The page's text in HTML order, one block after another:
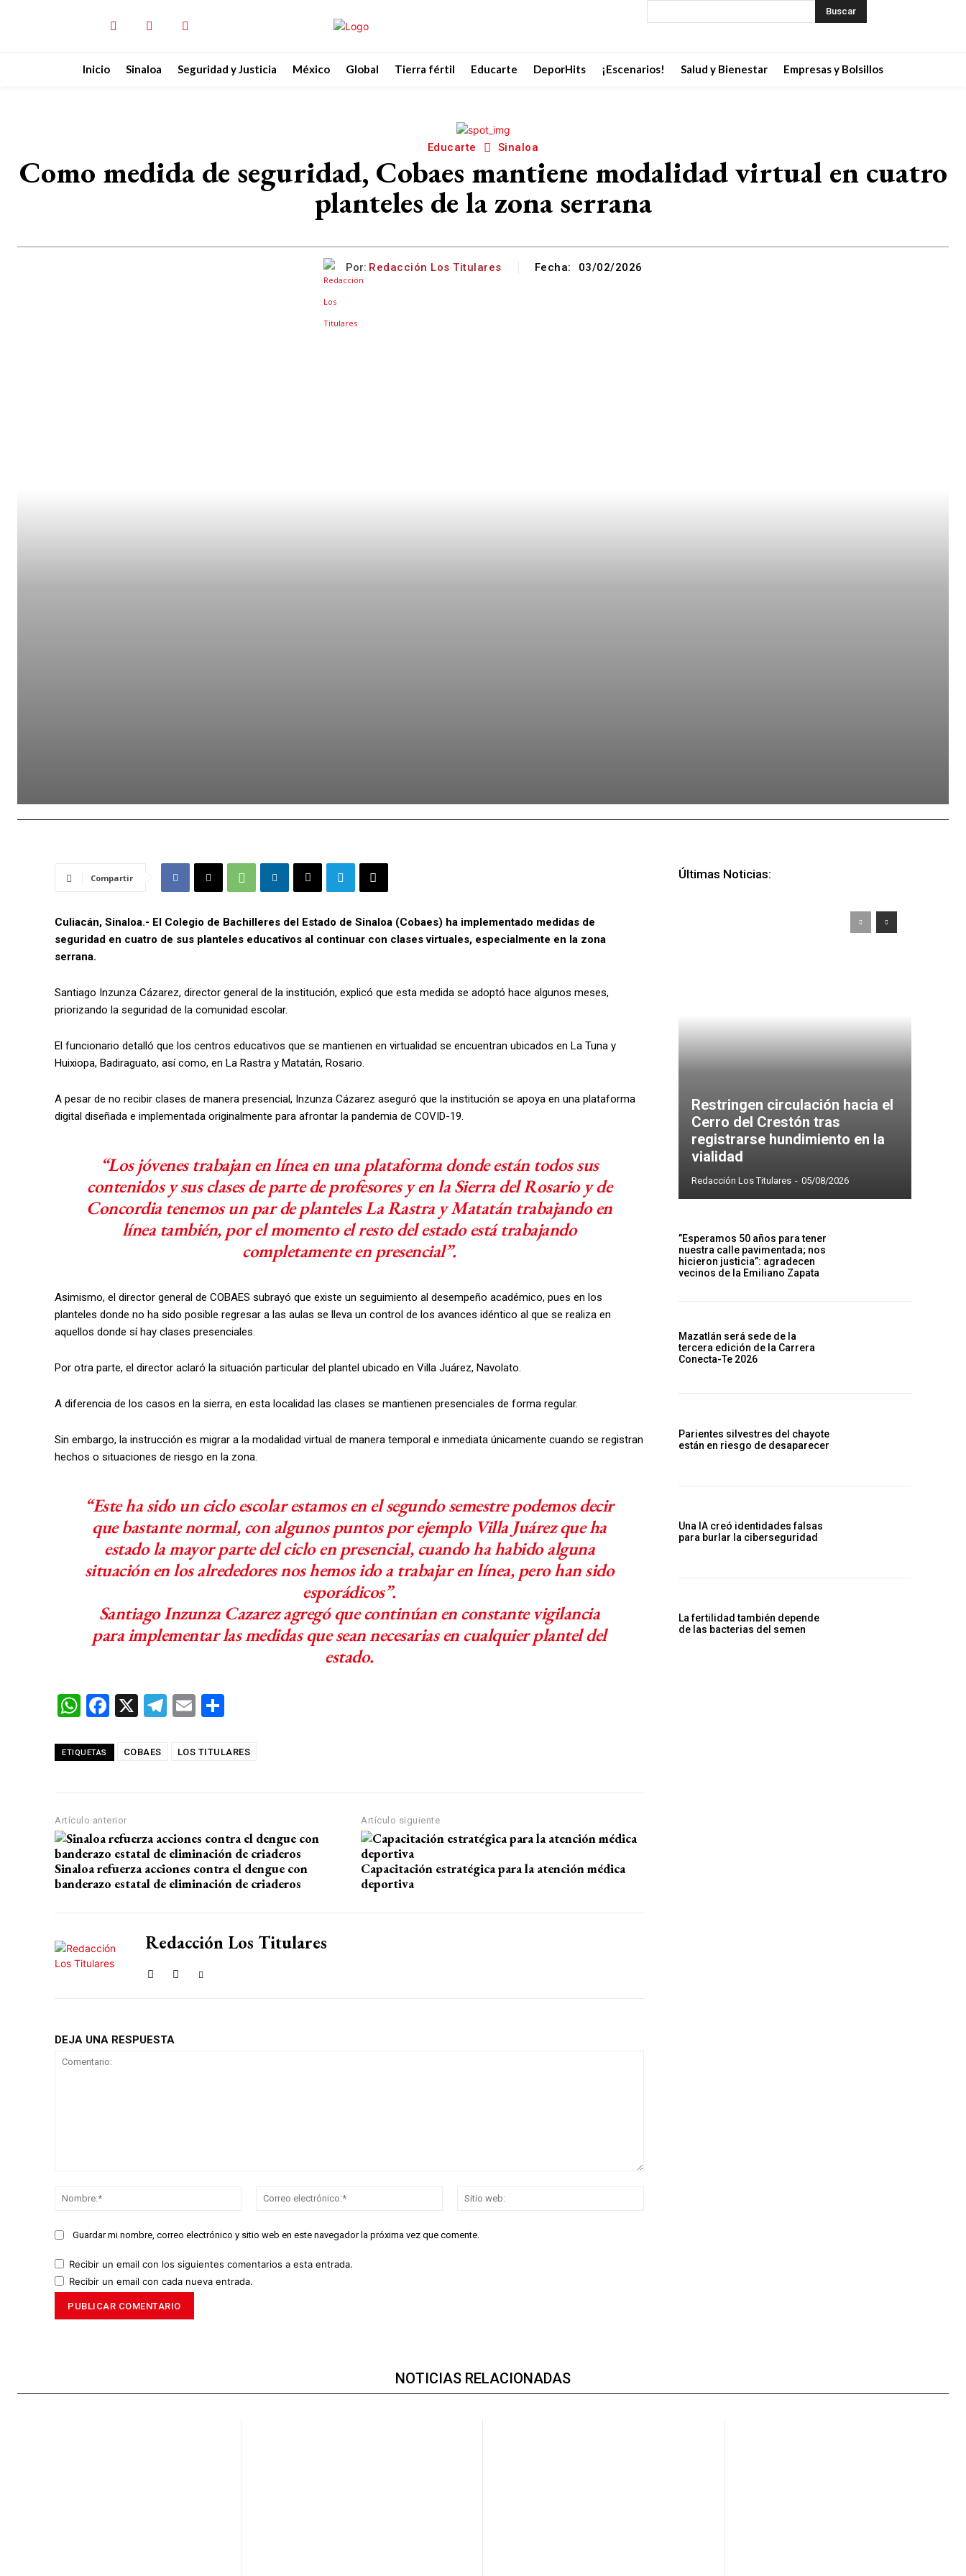
Buscar
Inicio Sinaloa Seguridad y Justicia México Global Tierra fértil Educarte DeporHits ¡Escenarios! Salud y Bienestar Empresas y Bolsillos
Educarte Sinaloa
Como medida de seguridad, Cobaes mantiene modalidad virtual en cuatro
planteles de la zona serrana
Por: Redacción Los Titulares Fecha: 03/02/2026
Compartir
Culiacán, Sinaloa.- El Colegio de Bachilleres del Estado de Sinaloa (Cobaes) ha implementado medidas de
seguridad en cuatro de sus planteles educativos al continuar con clases virtuales, especialmente en la zona
serrana.
Santiago Inzunza Cázarez, director general de la institución, explicó que esta medida se adoptó hace algunos meses,
priorizando la seguridad de la comunidad escolar.
El funcionario detalló que los centros educativos que se mantienen en virtualidad se encuentran ubicados en La Tuna y
Huixiopa, Badiraguato, así como, en La Rastra y Matatán, Rosario.
A pesar de no recibir clases de manera presencial, Inzunza Cázarez aseguró que la institución se apoya en una plataforma
digital diseñada e implementada originalmente para afrontar la pandemia de COVID-19.
“Los jóvenes trabajan en línea en una plataforma donde están todos sus
contenidos y sus clases de parte de profesores y en la Sierra del Rosario y de
Concordia tenemos un par de planteles La Rastra y Matatán trabajando en
línea también, por el momento el resto del estado está trabajando
completamente en presencial”.
Asimismo, el director general de COBAES subrayó que existe un seguimiento al desempeño académico, pues en los
planteles donde no ha sido posible regresar a las aulas se lleva un control de los avances idéntico al que se realiza en
aquellos donde sí hay clases presenciales.
Por otra parte, el director aclaró la situación particular del plantel ubicado en Villa Juárez, Navolato.
A diferencia de los casos en la sierra, en esta localidad las clases se mantienen presenciales de forma regular.
Sin embargo, la instrucción es migrar a la modalidad virtual de manera temporal e inmediata únicamente cuando se registran
hechos o situaciones de riesgo en la zona.
“Este ha sido un ciclo escolar estamos en el segundo semestre podemos decir
que bastante normal, con algunos puntos por ejemplo Villa Juárez que ha
estado la mayor parte del ciclo en presencial, cuando ha habido alguna
situación en los alrededores nos hemos ido a trabajar en línea, pero han sido
esporádicos”.
Santiago Inzunza Cazarez agregó que continúan en constante vigilancia
para implementar las medidas que sean necesarias en cualquier plantel del
estado.
W
at
p
p
F
ce
o
k
X
T
E
ail m
ETIQUETAS COBAES LOS TITULARES
Artículo anterior
Sinaloa refuerza acciones contra el dengue con
banderazo estatal de eliminación de criaderos
Artículo siguiente
Capacitación estratégica para la atención médica
deportiva
Redacción Los Titulares
DEJA UNA RESPUESTA
Nombre:*
Correo
Guardar mi nombre, correo electrónico y sitio web en este navegador la próxima vez que comente.
Recibir un email con los siguientes comentarios a esta entrada.
Recibir un email con cada nueva entrada.
Últimas Noticias:
Restringen circulación hacia el
Cerro del Crestón tras
registrarse hundimiento en la
vialidad
Redacción Los Titulares - 05/08/2026
”Esperamos 50 años para tener
nuestra calle pavimentada; nos
hicieron justicia”: agradecen
vecinos de la Emiliano Zapata
Mazatlán será sede de la
tercera edición de la Carrera
Conecta-Te 2026
Parientes silvestres del chayote
están en riesgo de desaparecer
Una IA creó identidades falsas
para burlar la ciberseguridad
La fertilidad también depende
de las bacterias del semen
NOTICIAS RELACIONADAS